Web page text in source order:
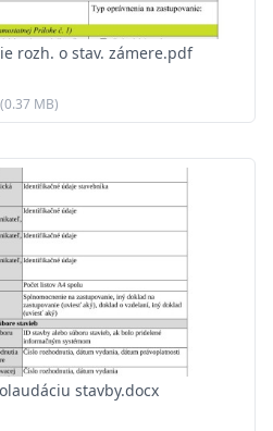
rozh. o stav. zámere.pdf
(0.37 MB)
stavby.docx